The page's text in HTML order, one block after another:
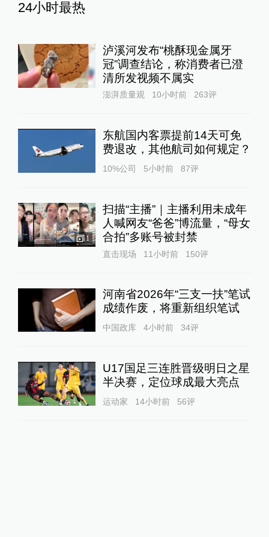
24小时最热
泸溪河发布“桃酥现金属牙
冠”调查结论，称消费者已澄
清所发视频不属实
澎湃质量观 10小时前 263评
东航国内客票提前14天可免
费退改，其他航司如何规定？
10%公司 5小时前 87评
1
扫描“主播”｜主播利用未成年
人喊网友“爸爸”博流量，“母女
合拍”多账号被封禁
直击现场 11小时前 150评
河南省2026年“三支一扶”笔试
成绩作废，将重新组织笔试
中国政库 4小时前 34评
U17国足三连胜晋级明日之星
半决赛，定位球成最大亮点
运动家 14小时前 56评